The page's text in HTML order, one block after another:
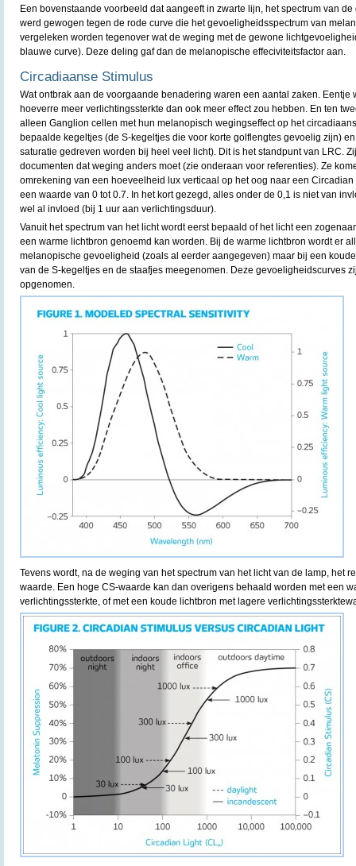
Een bovenstaande voorbeeld dat aangeeft in zwarte lijn, het spectrum van
werd gewogen tegen de rode curve die het gevoeligheidsspectrum van
vergeleken worden tegenover wat de weging met de gewone
blauwe curve). Deze deling gaf dan de melanopische effeciviteitsfactor aan.
Circadiaanse Stimulus
Wat ontbrak aan de voorgaande benadering waren een aantal zaken. Eentje
hoeverre meer verlichtingssterkte dan ook meer effect zou hebben. En ten
alleen Ganglion cellen met hun melanopisch wegingseffect op het
bepaalde kegeltjes (de S-kegeltjes die voor korte golflengtes gevoelig zijn)
saturatie gedreven worden bij heel veel licht). Dit is het standpunt van LRC.
documenten dat weging anders moet (zie onderaan voor referenties). Ze
omrekening van een hoeveelheid lux verticaal op het oog naar een Circadian
een waarde van 0 tot 0.7. In het kort gezegd, alles onder de 0,1 is niet van
wel al invloed (bij 1 uur aan verlichtingsduur).
Vanuit het spectrum van het licht wordt eerst bepaald of het licht een
een warme lichtbron genoemd kan worden. Bij de warme lichtbron wordt er
melanopische gevoeligheid (zoals al eerder aangegeven) maar bij een
van de S-kegeltjes en de staafjes meegenomen. Deze gevoeligheidscurves
opgenomen.
Tevens wordt, na de weging van het spectrum van het licht van de lamp, het
waarde. Een hoge CS-waarde kan dan overigens behaald worden met een
verlichtingssterkte, of met een koude lichtbron met lagere